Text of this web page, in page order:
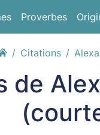
Proverbes
Citations
de